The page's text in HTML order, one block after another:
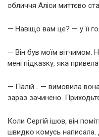
обличчя Аліси миттєво
— Навіщо вам це? — у її
— Він був моїм вітчимом.
мені підказку, яка
— Палій… — вимовила
зараз зачинено.
Коли Сергій ішов, він
швидко комусь написала.